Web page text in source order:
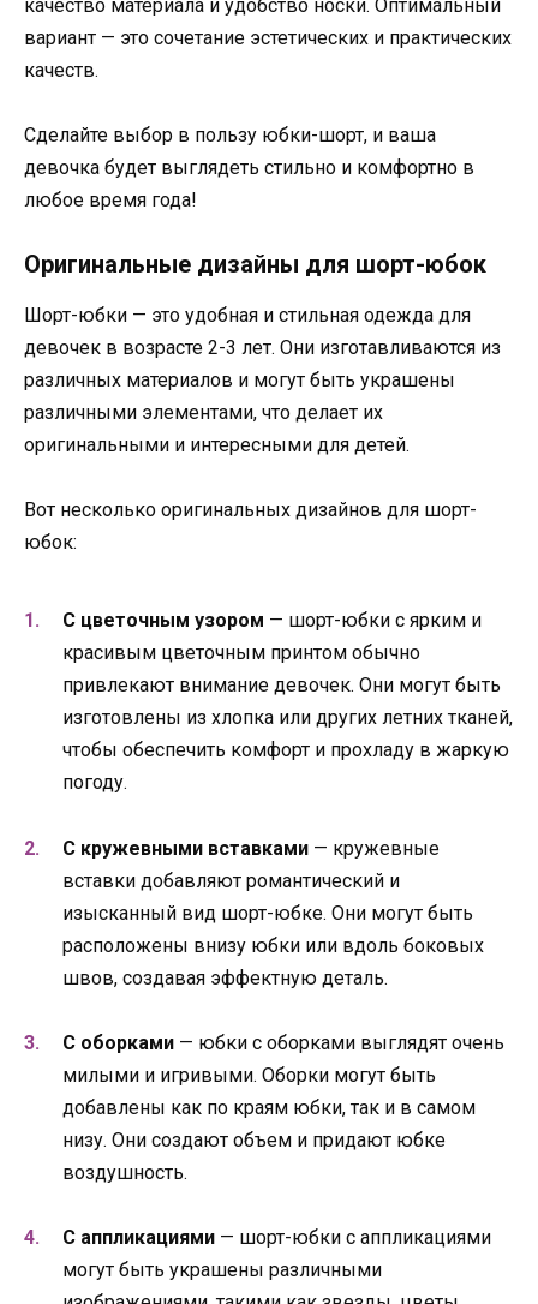
качество материала и удобство носки. Оптимальный
вариант — это сочетание эстетических и практических
качеств.
Сделайте выбор в пользу юбки-шорт, и ваша
девочка будет выглядеть стильно и комфортно в
любое время года!
Оригинальные дизайны для шорт-юбок
Шорт-юбки — это удобная и стильная одежда для
девочек в возрасте 2-3 лет. Они изготавливаются из
различных материалов и могут быть украшены
различными элементами, что делает их
оригинальными и интересными для детей.
Вот несколько оригинальных дизайнов для шорт-
юбок:
С цветочным узором — шорт-юбки с ярким и
красивым цветочным принтом обычно
привлекают внимание девочек. Они могут быть
изготовлены из хлопка или других летних тканей,
чтобы обеспечить комфорт и прохладу в жаркую
погоду.
С кружевными вставками — кружевные
вставки добавляют романтический и
изысканный вид шорт-юбке. Они могут быть
расположены внизу юбки или вдоль боковых
швов, создавая эффектную деталь.
С оборками — юбки с оборками выглядят очень
милыми и игривыми. Оборки могут быть
добавлены как по краям юбки, так и в самом
низу. Они создают объем и придают юбке
воздушность.
С аппликациями — шорт-юбки с аппликациями
могут быть украшены различными